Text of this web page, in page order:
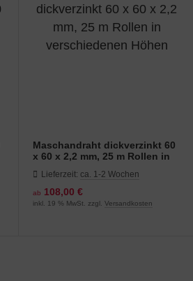
Maschandraht dickverzinkt 60
x 60 x 2,2 mm, 25 m Rollen in
Lieferzeit: ca. 1-2 Wochen
ab 108,00 €
inkl. 19 % MwSt. zzgl.Versandkosten